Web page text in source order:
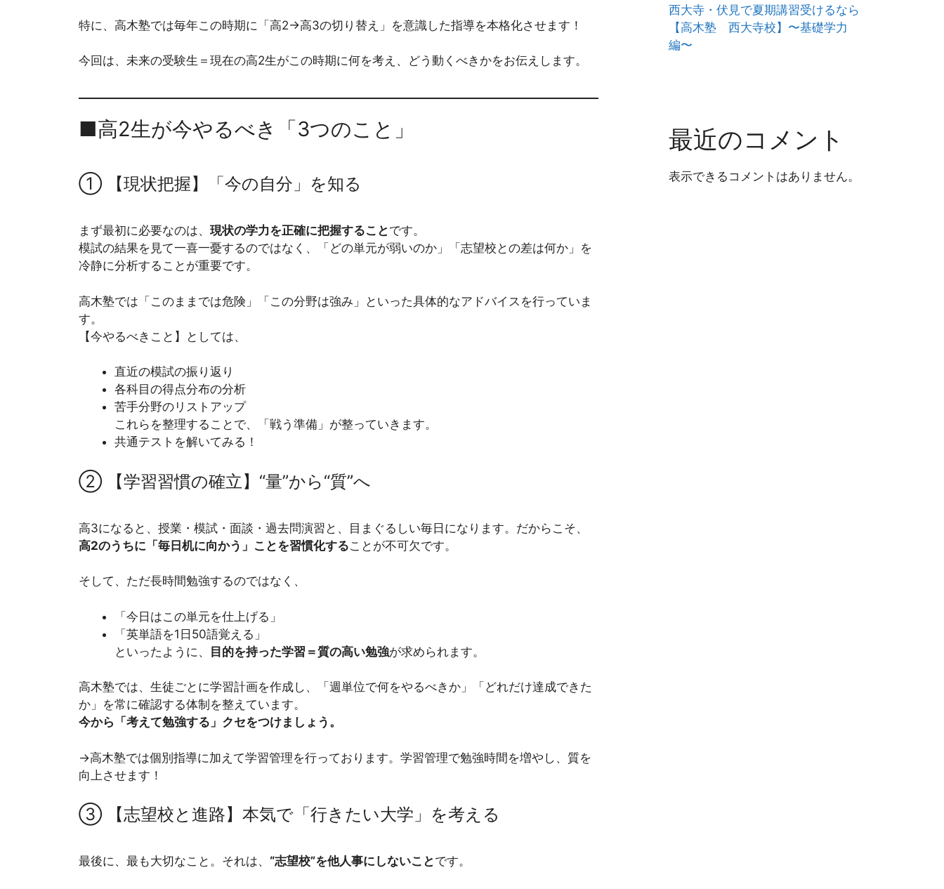
特に、高木塾では毎年この時期に「高2→高3の切り替え」を意識した指導を本格化させます！
今回は、未来の受験生＝現在の高2生がこの時期に何を考え、どう動くべきかをお伝えします。
■高2生が今やるべき「3つのこと」
① 【現状把握】「今の自分」を知る
まず最初に必要なのは、 現状の学力を正確に把握すること です。
模試の結果を見て一喜一憂するのではなく、「どの単元が弱いのか」「志望校との差は何か」を
冷静に分析することが重要です。
高木塾では「このままでは危険」「この分野は強み」といった具体的なアドバイスを行っていま
す。
【今やるべきこと】としては、
直近の模試の振り返り
各科目の得点分布の分析
苦手分野のリストアップ
これらを整理することで、「戦う準備」が整っていきます。
共通テストを解いてみる！
② 【学習習慣の確立】“量”から“質”へ
高3になると、授業・模試・面談・過去問演習と、目まぐるしい毎日になります。だからこそ、
高2のうちに「毎日机に向かう」ことを習慣化することが不可欠です。
そして、ただ長時間勉強するのではなく、
「今日はこの単元を仕上げる」
「英単語を1日50語覚える」
といったように、 目的を持った学習＝質の高い勉強が求められます。
高木塾では、生徒ごとに学習計画を作成し、「週単位で何をやるべきか」「どれだけ達成できた
か」を常に確認する体制を整えています。
今から「考えて勉強する」クセをつけましょう。
→高木塾では個別指導に加えて学習管理を行っております。学習管理で勉強時間を増やし、質を
向上させます！
③ 【志望校と進路】本気で「行きたい大学」を考える
最後に、最も大切なこと。それは、 “志望校”を他人事にしないこと です。
西大寺・伏見で夏期講習受けるなら
【高木塾 西大寺校】〜基礎学力
編〜
最近のコメント
表示できるコメントはありません。